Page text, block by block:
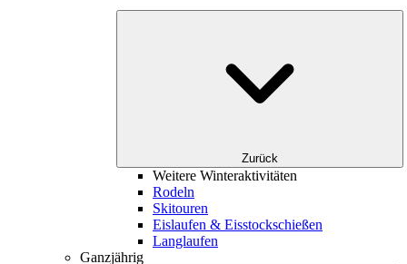
Zurück
Weitere Winteraktivitäten
Rodeln
Skitouren
Eislaufen & Eisstockschießen
Langlaufen
Ganzjährig